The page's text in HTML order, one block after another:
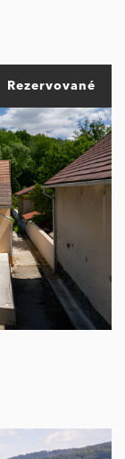
Rezervované